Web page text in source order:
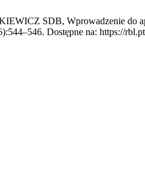
SDB, Wprowadzenie do
Dostępne na: https://